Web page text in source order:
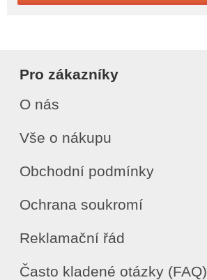
Pro zákazníky
O nás
Vše o nákupu
Obchodní podmínky
Ochrana soukromí
Reklamační řád
Často kladené otázky (FAQ)